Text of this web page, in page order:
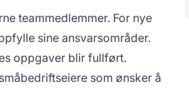
teammedlemmer. For nye
sine ansvarsområder.
oppgaver blir fullført.
som ønsker å